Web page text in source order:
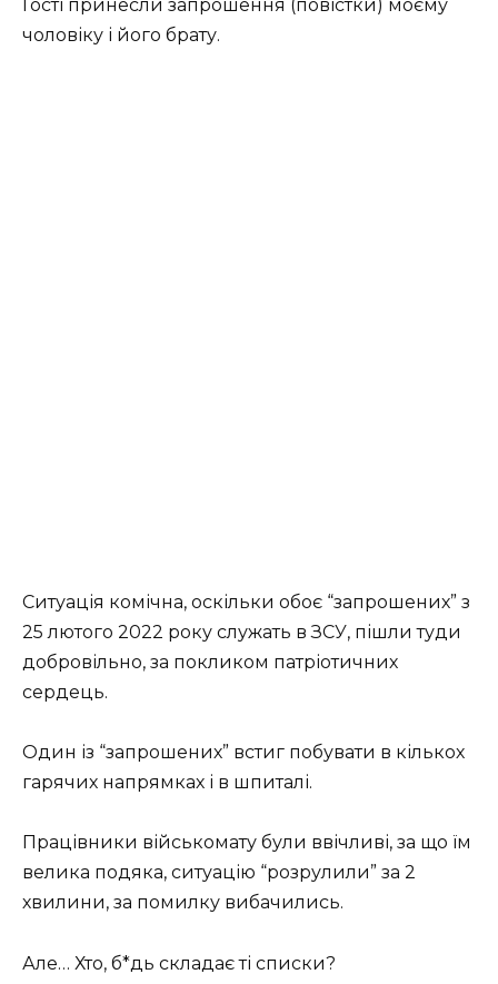
Гості принесли запрошення (повістки) моєму
чоловіку і його брату.
Ситуація комічна, оскільки обоє “запрошених” з
25 лютого 2022 року служать в ЗСУ, пішли туди
добровільно, за покликом патріотичних
сердець.
Один із “запрошених” встиг побувати в кількох
гарячих напрямках і в шпиталі.
Працівники військомату були ввічливі, за що їм
велика подяка, ситуацію “розрулили” за 2
хвилини, за помилку вибачились.
Але… Хто, б*дь складає ті списки?